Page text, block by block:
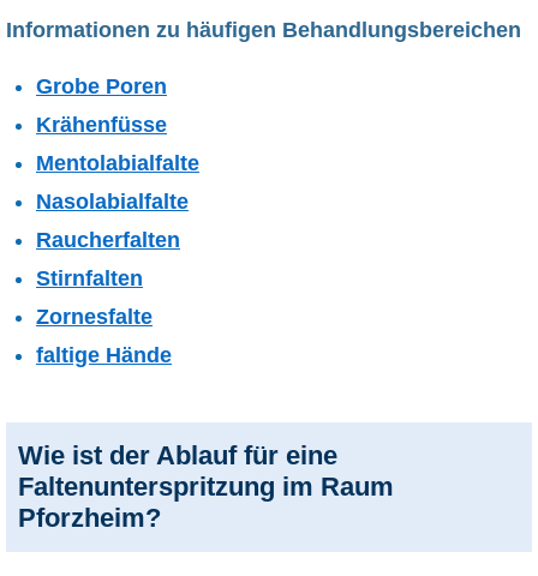
Informationen zu häufigen Behandlungsbereichen
Grobe Poren
Krähenfüsse
Mentolabialfalte
Nasolabialfalte
Raucherfalten
Stirnfalten
Zornesfalte
faltige Hände
Wie ist der Ablauf für eine
Faltenunterspritzung im Raum
Pforzheim?